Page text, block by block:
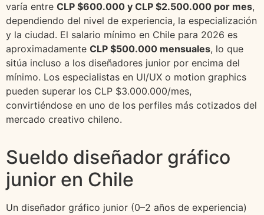
varía entre CLP $600.000 y CLP $2.500.000 por mes,
dependiendo del nivel de experiencia, la especialización
y la ciudad. El salario mínimo en Chile para 2026 es
aproximadamente CLP $500.000 mensuales, lo que
sitúa incluso a los diseñadores junior por encima del
mínimo. Los especialistas en UI/UX o motion graphics
pueden superar los CLP $3.000.000/mes,
convirtiéndose en uno de los perfiles más cotizados del
mercado creativo chileno.
Sueldo diseñador gráfico
junior en Chile
Un diseñador gráfico junior (0–2 años de experiencia)